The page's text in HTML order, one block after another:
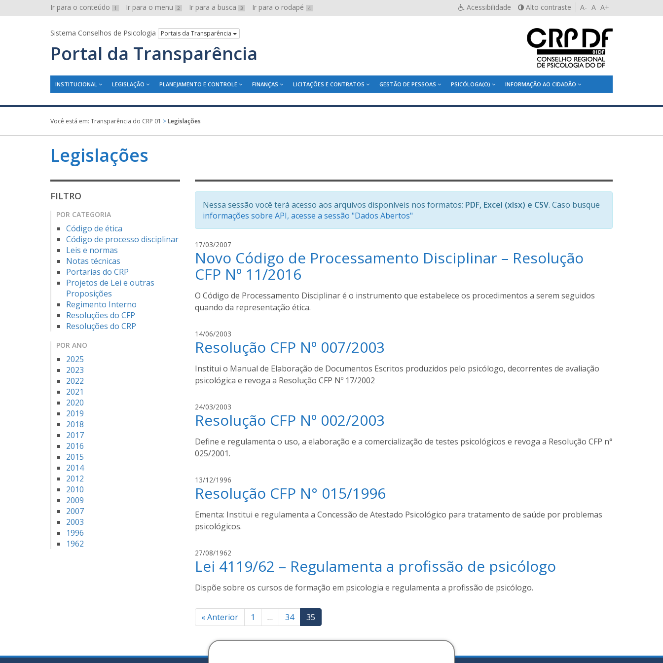
Ir para o conteúdo 1 Ir para o menu 2 Ir para a busca 3 Ir para o rodapé 4 Acessibilidade Alto contraste A- A A+
Sistema Conselhos de Psicologia Portais da Transparência
Portal da Transparência
INSTITUCIONAL LEGISLAÇÃO PLANEJAMENTO E CONTROLE FINANÇAS LICITAÇÕES E CONTRATOS GESTÃO DE PESSOAS PSICÓLOGA(O) INFORMAÇÃO AO CIDADÃO
Você está em: Transparência do CRP 01 >Legislações
Legislações
FILTRO
POR CATEGORIA
Código de ética
Código de processo disciplinar
Leis e normas
Notas técnicas
Portarias do CRP
Projetos de Lei e outras
Proposições
Regimento Interno
Resoluções do CFP
Resoluções do CRP
POR ANO
2025
2023
2022
2021
2020
2019
2018
2017
2016
2015
2014
2012
2010
2009
2007
2003
1996
1962
Nessa sessão você terá acesso aos arquivos disponíveis nos formatos: PDF, Excel (xlsx) e CSV. Caso busque
informações sobre API, acesse a sessão "Dados Abertos"
17/03/2007l
a
s
a
t
o
s
Novo Código de Processamento Disciplinar – Resolução
CFP Nº 11/2016
O Código de Processamento Disciplinar é o instrumento que estabelece os procedimentos a serem seguidos
quando da representação ética.
14/06/2003l
u
c
a
s
n
s
Resolução CFP Nº 007/2003
Institui o Manual de Elaboração de Documentos Escritos produzidos pelo psicólogo, decorrentes de avaliação
psicológica e revoga a Resolução CFP Nº 17/2002
24/03/2003l
u
c
a
n
s
Resolução CFP Nº 002/2003
Define e regulamenta o uso, a elaboração e a comercialização de testes psicológicos e revoga a Resolução CFP n°
025/2001.
13/12/1996l
u
c
a
s
n
t
s
Resolução CFP N° 015/1996
Ementa: Institui e regulamenta a Concessão de Atestado Psicológico para tratamento de saúde por problemas
psicológicos.
27/08/1962l
u
c
a
s
a
n
t
Lei 4119/62 – Regulamenta a profissão de psicólogo
Dispõe sobre os cursos de formação em psicologia e regulamenta a profissão de psicólogo.
Paginação
de
posts
« Anterior 1 … 34 35